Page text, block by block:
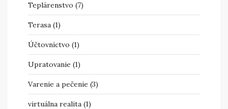
Teplárenstvo (7)
Terasa (1)
Účtovníctvo (1)
Upratovanie (1)
Varenie a pečenie (3)
virtuálna realita (1)